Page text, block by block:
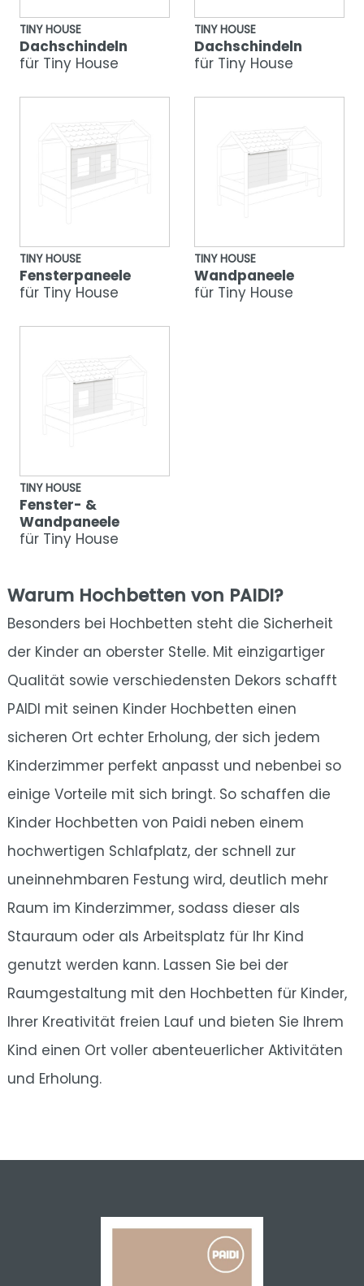
TINY HOUSE
Dachschindeln
für Tiny House
TINY HOUSE
Dachschindeln
für Tiny House
TINY HOUSE
Fensterpaneele
für Tiny House
TINY HOUSE
Wandpaneele
für Tiny House
TINY HOUSE
Fenster- &
Wandpaneele
für Tiny House
Warum Hochbetten von PAIDI?
Besonders bei Hochbetten steht die Sicherheit
der Kinder an oberster Stelle. Mit einzigartiger
Qualität sowie verschiedensten Dekors schafft
PAIDI mit seinen Kinder Hochbetten einen
sicheren Ort echter Erholung, der sich jedem
Kinderzimmer perfekt anpasst und nebenbei so
einige Vorteile mit sich bringt. So schaffen die
Kinder Hochbetten von Paidi neben einem
hochwertigen Schlafplatz, der schnell zur
uneinnehmbaren Festung wird, deutlich mehr
Raum im Kinderzimmer, sodass dieser als
Stauraum oder als Arbeitsplatz für Ihr Kind
genutzt werden kann. Lassen Sie bei der
Raumgestaltung mit den Hochbetten für Kinder,
Ihrer Kreativität freien Lauf und bieten Sie Ihrem
Kind einen Ort voller abenteuerlicher Aktivitäten
und Erholung.